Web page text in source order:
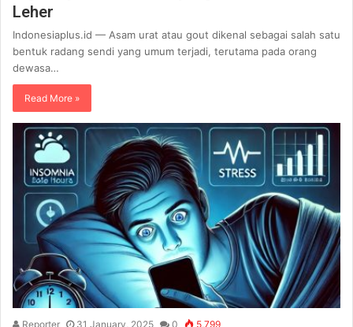
Leher
Indonesiaplus.id — Asam urat atau gout dikenal sebagai salah satu
bentuk radang sendi yang umum terjadi, terutama pada orang
dewasa…
Read More »
Reporter 31 January, 2025 0 5,799